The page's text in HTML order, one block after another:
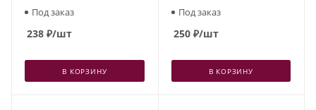
Под заказ
238 ₽/шт
В КОРЗИНУ
Под заказ
250₽/шт
В КОРЗИНУ